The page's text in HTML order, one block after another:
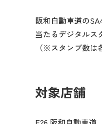
阪和自動車道の
当たるデジタルス
（※スタンプ数は
対象店舗